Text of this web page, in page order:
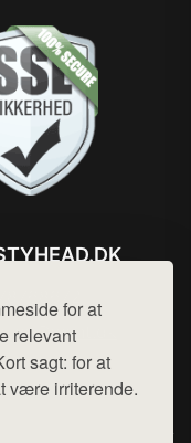
for at
relevant
sagt: for at
være irriterende.
hej@want.dk
og privatlivspolitik